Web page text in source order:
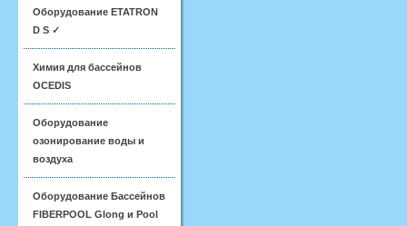
Оборудование ETATRON
D S ✓
Химия для бассейнов
OCEDIS
Оборудование
озонирование воды и
воздуха
Оборудование Бассейнов
FIBERPOOL Glong и Pool